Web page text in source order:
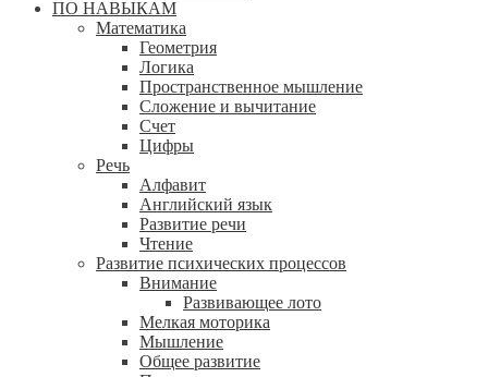
ПО НАВЫКАМ
Математика
Геометрия
Логика
Пространственное мышление
Сложение и вычитание
Счет
Цифры
Речь
Алфавит
Английский язык
Развитие речи
Чтение
Развитие психических процессов
Внимание
Развивающее лото
Мелкая моторика
Мышление
Общее развитие